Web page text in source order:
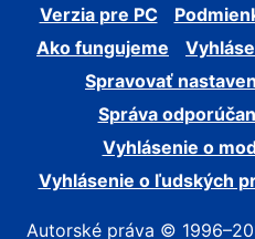
Verzia pre PC
Ako fungujeme
Spravovať
Správa
Vyhlásenie o
Vyhlásenie o ľudských
Autorské práva ©